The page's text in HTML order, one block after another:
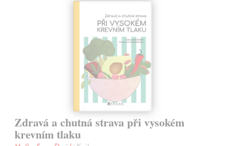
Zdravá a chutná strava při vysokém
krevním tlaku